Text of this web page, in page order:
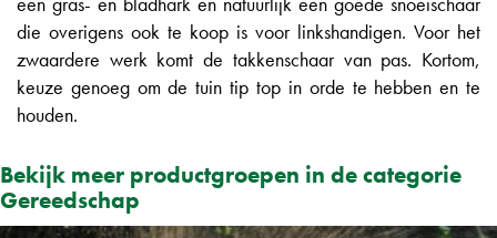
die overigens ook te koop is voor linkshandigen. Voor het
zwaardere werk komt de takkenschaar van pas. Kortom,
keuze genoeg om de tuin tip top in orde te hebben en te
houden.
Bekijk meer productgroepen in de categorie
Gereedschap